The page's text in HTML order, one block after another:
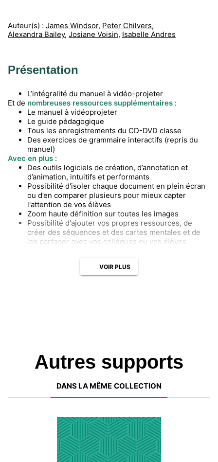
Auteur(s) : James Windsor, Peter Chilvers,
Alexandra Bailey, Josiane Voisin, Isabelle Andres
Présentation
L’intégralité du manuel à vidéo-projeter
Et de nombreuses ressources supplémentaires :
Le manuel à vidéoprojeter
Le guide pédagogique
Tous les enregistrements du CD-DVD classe
Des exercices de grammaire interactifs (repris du
manuel)
Avec en plus :
Des outils logiciels de création, d’annotation et
d’animation, intuitifs et performants
Possibilité d'isoler chaque document en plein écran
ou d’en comparer plusieurs pour mieux capter
l'attention de vos élèves
Zoom haute définition sur toutes les images
Possibilité d'ajouter vos propres ressources, de
créer des séquences et des cartes mentales et de
les partager avec vos collègues ou vos élèves
VOIR PLUS
Autres supports
DANS LA MÊME COLLECTION